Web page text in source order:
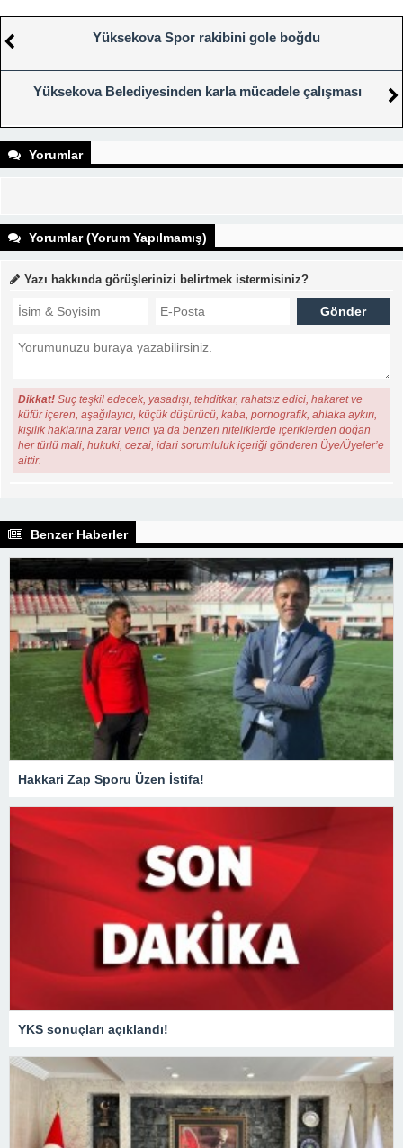
Yüksekova Spor rakibini gole boğdu
Yüksekova Belediyesinden karla mücadele çalışması
Yorumlar
Yorumlar (Yorum Yapılmamış)
Yazı hakkında görüşlerinizi belirtmek istermisiniz?
Dikkat! Suç teşkil edecek, yasadışı, tehditkar, rahatsız edici, hakaret ve
küfür içeren, aşağılayıcı, küçük düşürücü, kaba, pornografik, ahlaka aykırı,
kişilik haklarına zarar verici ya da benzeri niteliklerde içeriklerden doğan
her türlü mali, hukuki, cezai, idari sorumluluk içeriği gönderen Üye/Üyeler’e
aittir.
Benzer Haberler
Hakkari Zap Sporu Üzen İstifa!
YKS sonuçları açıklandı!